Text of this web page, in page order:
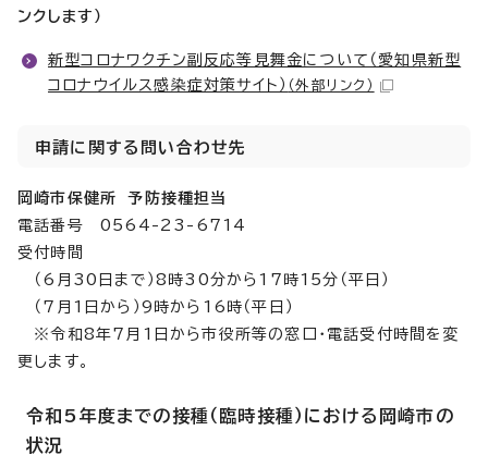
ンクします）
新型コロナワクチン副反応等見舞金について（愛知県新型
コロナウイルス感染症対策サイト） （外部リンク）
申請に関する問い合わせ先
岡崎市保健所 予防接種担当
電話番号 0564-23-6714
受付時間
（6月30日まで）8時30分から17時15分（平日）
（7月1日から）9時から16時（平日）
※令和8年7月1日から市役所等の窓口・電話受付時間を変
更します。
令和5年度までの接種（臨時接種）における岡崎市の
状況